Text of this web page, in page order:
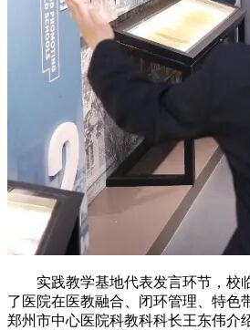
实践教学基地代表发言环节，校
了医院在医教融合、闭环管理、特色
郑州市中心医院科教科科长王东伟介